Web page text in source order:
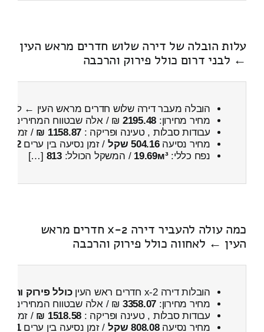
עלות הובלה של דירה שלוש חדרים מראש העין
← לבני דרום כולל פירוק והרכבה
הובלה מעבר דירה שלוש חדרים מראש העין ← לבני
מחיר מחירון: 2195.48 ₪ / אלה שבטווח המחירים
עבודות סבלות , טעינה ופריקה : 1158.87 ₪ / זמן :
מחיר נסיעה504.16 שקל / זמן נסיעה בין ערים42 דקות
נפח כללי:19.69м³ / המשקל הכולל:813
[…]
כמה עולה להעביר דירה 2-x חדרים מראש
העין ← לאחווה כולל פירוק והרכבה
הובלות דירה 2-x חדרים ראש העין
כולל פירוק
מחיר מחירון: 3358.07 ₪ / אלה שבטווח המחירים
עבודות סבלות , טעינה ופריקה : 1518.58 ₪ / זמן :
מחיר נסיעה808.08 שקל / זמן נסיעה בין ערים1 שעות , 3 דקות